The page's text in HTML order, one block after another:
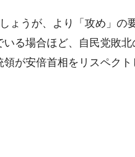
ょうが、より「攻め」の
る場合ほど、自民党敗
が安倍首相をリスペク